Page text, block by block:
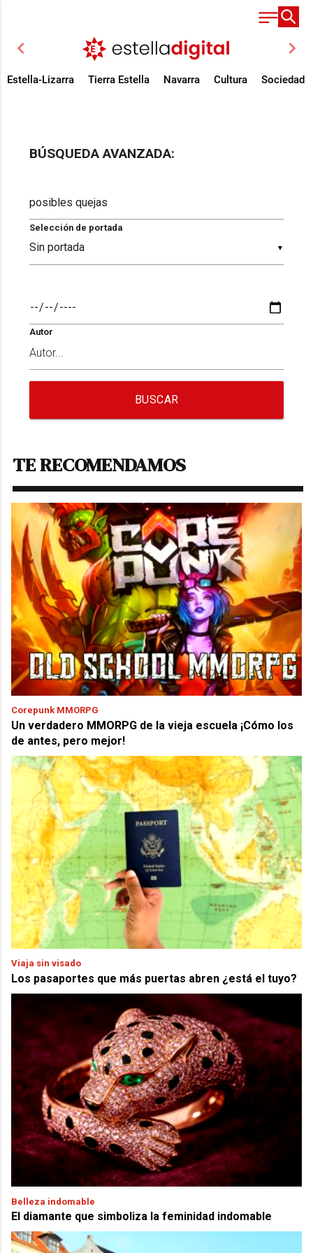
chevron_left chevron_right
Estella-Lizarra Tierra Estella Navarra Cultura Sociedad
BÚSQUEDA AVANZADA:
▼
Selección de portada
Autor
BUSCAR
TE RECOMENDAMOS
Corepunk MMORPG
Un verdadero MMORPG de la vieja escuela ¡Cómo los
de antes, pero mejor!
Viaja sin visado
Los pasaportes que más puertas abren ¿está el tuyo?
Belleza indomable
El diamante que simboliza la feminidad indomable